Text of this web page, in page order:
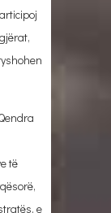
të
e